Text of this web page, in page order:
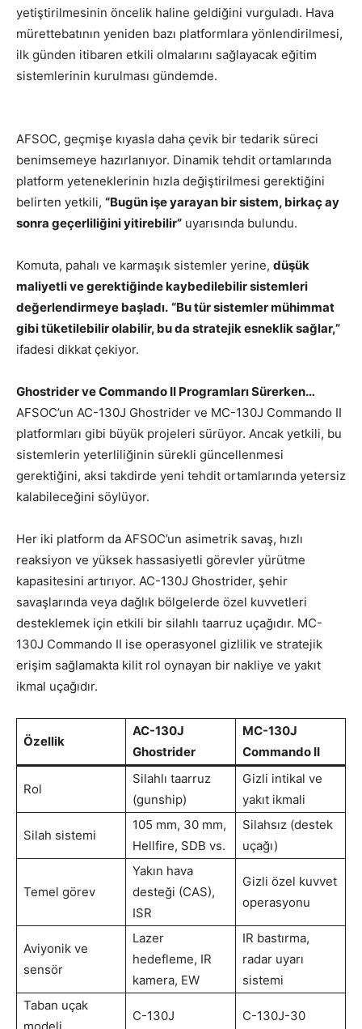
yetiştirilmesinin öncelik haline geldiğini vurguladı. Hava
mürettebatının yeniden bazı platformlara yönlendirilmesi,
ilk günden itibaren etkili olmalarını sağlayacak eğitim
sistemlerinin kurulması gündemde.
AFSOC, geçmişe kıyasla daha çevik bir tedarik süreci
benimsemeye hazırlanıyor. Dinamik tehdit ortamlarında
platform yeteneklerinin hızla değiştirilmesi gerektiğini
belirten yetkili, “Bugün işe yarayan bir sistem, birkaç ay
sonra geçerliliğini yitirebilir” uyarısında bulundu.
Komuta, pahalı ve karmaşık sistemler yerine, düşük
maliyetli ve gerektiğinde kaybedilebilir sistemleri
değerlendirmeye başladı. “Bu tür sistemler mühimmat
gibi tüketilebilir olabilir, bu da stratejik esneklik sağlar,”
ifadesi dikkat çekiyor.
Ghostrider ve Commando II Programları Sürerken…
AFSOC’un AC-130J Ghostrider ve MC-130J Commando II
platformları gibi büyük projeleri sürüyor. Ancak yetkili, bu
sistemlerin yeterliliğinin sürekli güncellenmesi
gerektiğini, aksi takdirde yeni tehdit ortamlarında yetersiz
kalabileceğini söylüyor.
Her iki platform da AFSOC’un asimetrik savaş, hızlı
reaksiyon ve yüksek hassasiyetli görevler yürütme
kapasitesini artırıyor. AC-130J Ghostrider, şehir
savaşlarında veya dağlık bölgelerde özel kuvvetleri
desteklemek için etkili bir silahlı taarruz uçağıdır. MC-
130J Commando II ise operasyonel gizlilik ve stratejik
erişim sağlamakta kilit rol oynayan bir nakliye ve yakıt
ikmal uçağıdır.
Özellik
AC-130J
Ghostrider
MC-130J
Commando II
Rol
Silahlı taarruz
(gunship)
Gizli intikal ve
yakıt ikmali
Silah sistemi
105 mm, 30 mm,
Hellfire, SDB vs.
Silahsız (destek
uçağı)
Temel görev
Yakın hava
desteği (CAS),
ISR
Gizli özel kuvvet
operasyonu
Aviyonik ve
sensör
Lazer
hedefleme, IR
kamera, EW
IR bastırma,
radar uyarı
sistemi
Taban uçak
C-130J C-130J-30